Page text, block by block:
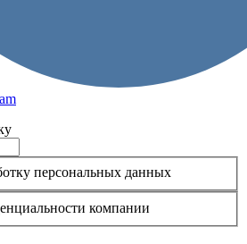
персональных данных
компании